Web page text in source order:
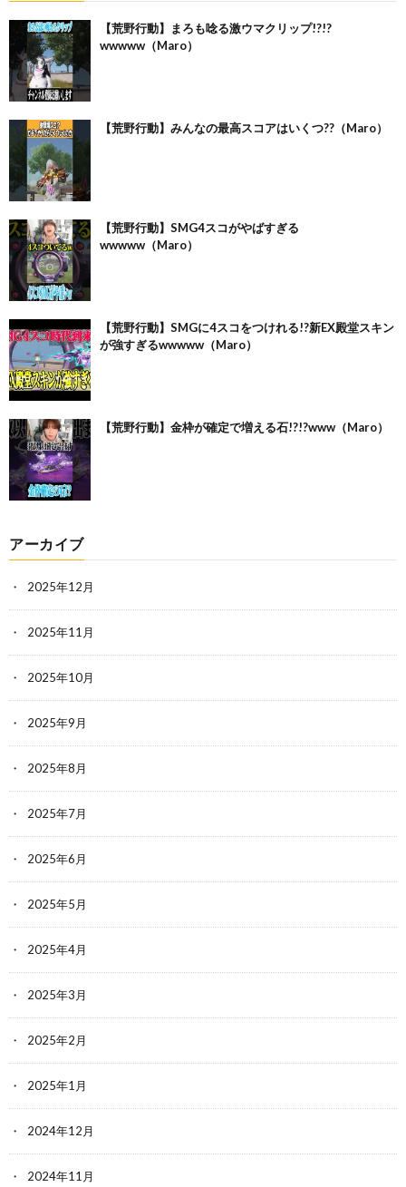
【荒野行動】まろも唸る激ウマクリップ!?!?
wwwww（Maro）
【荒野行動】みんなの最高スコアはいくつ??（Maro）
【荒野行動】SMG4スコがやばすぎる
wwwww（Maro）
【荒野行動】SMGに4スコをつけれる!?新EX殿堂スキン
が強すぎるwwwww（Maro）
【荒野行動】金枠が確定で増える石!?!?www（Maro）
アーカイブ
2025年12月
2025年11月
2025年10月
2025年9月
2025年8月
2025年7月
2025年6月
2025年5月
2025年4月
2025年3月
2025年2月
2025年1月
2024年12月
2024年11月